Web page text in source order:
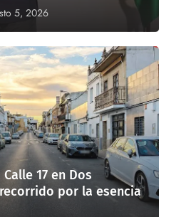
5, 2026
17 en Dos
por la esencia